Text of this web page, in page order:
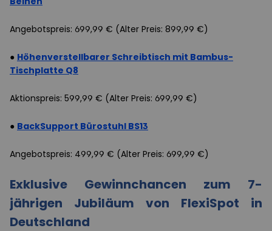
Angebotspreis: 699,99 € (Alter Preis: 899,99 €)
● Höhenverstellbarer Schreibtisch mit Bambus-
Tischplatte Q8
Aktionspreis: 599,99 € (Alter Preis: 699,99 €)
● BackSupport Bürostuhl BS13
Angebotspreis: 499,99 € (Alter Preis: 699,99 €)
Exklusive Gewinnchancen zum 7-
jährigen Jubiläum von FlexiSpot in
Deutschland